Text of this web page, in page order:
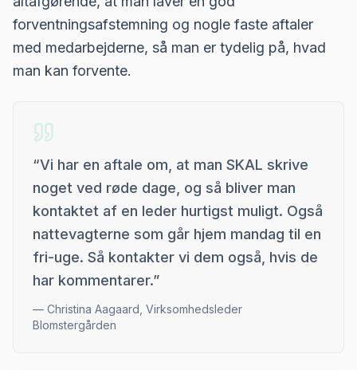
forventningsafstemning og nogle faste aftaler
med medarbejderne, så man er tydelig på, hvad
man kan forvente.
“Vi har en aftale om, at man SKAL skrive
noget ved røde dage, og så bliver man
kontaktet af en leder hurtigst muligt. Også
nattevagterne som går hjem mandag til en
fri-uge. Så kontakter vi dem også, hvis de
har kommentarer.”
— Christina Aagaard, Virksomhedsleder
Blomstergården